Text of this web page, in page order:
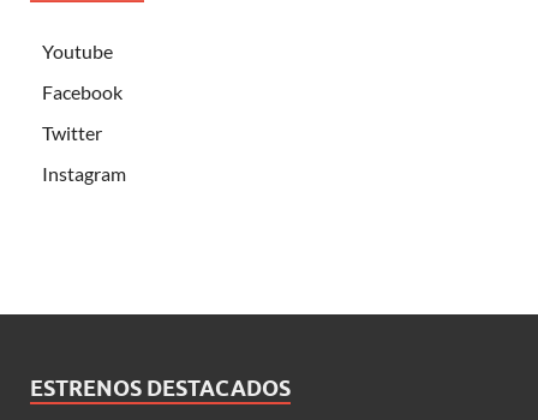
Youtube
Facebook
Twitter
Instagram
ESTRENOS DESTACADOS